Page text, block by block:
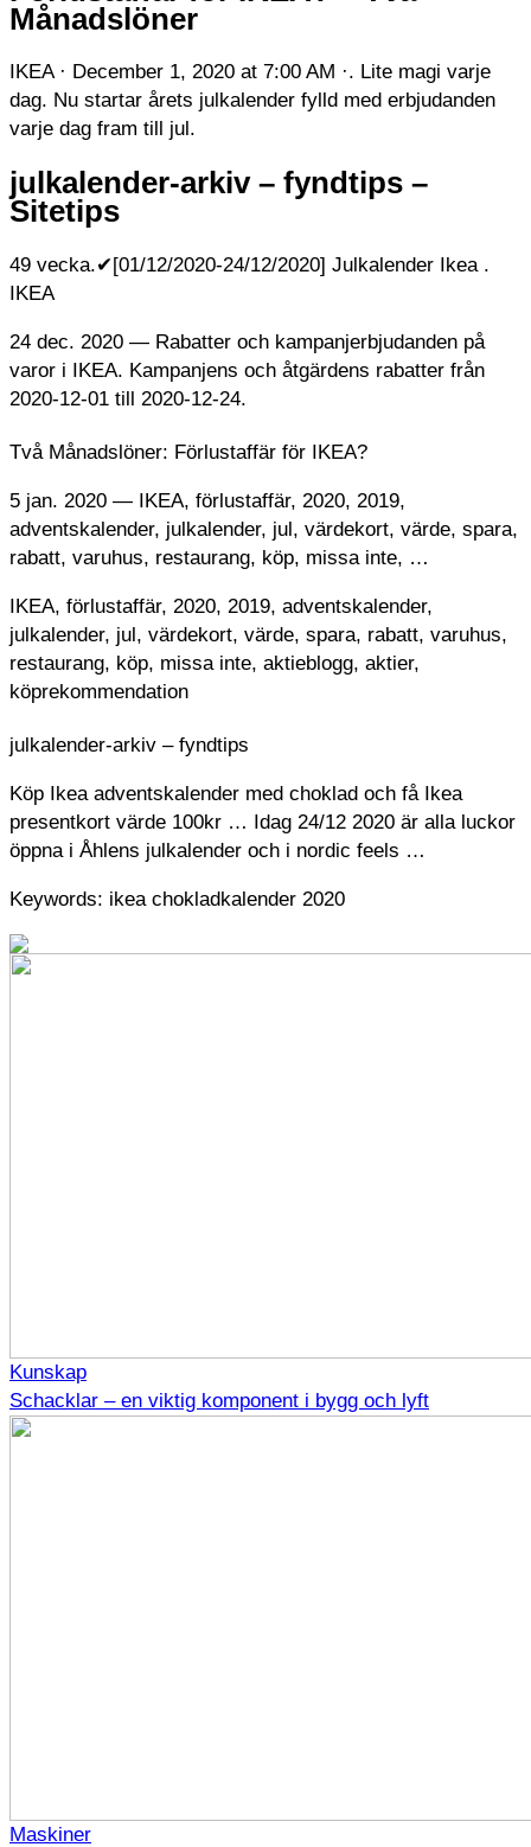
Månadslöner
IKEA · December 1, 2020 at 7:00 AM ·. Lite magi varje
dag. Nu startar årets julkalender fylld med erbjudanden
varje dag fram till jul.
julkalender-arkiv – fyndtips –
Sitetips
49 vecka.✔[01/12/2020-24/12/2020] Julkalender Ikea .
IKEA
24 dec. 2020 — Rabatter och kampanjerbjudanden på
varor i IKEA. Kampanjens och åtgärdens rabatter från
2020-12-01 till 2020-12-24.
Två Månadslöner: Förlustaffär för IKEA?
5 jan. 2020 — IKEA, förlustaffär, 2020, 2019,
adventskalender, julkalender, jul, värdekort, värde, spara,
rabatt, varuhus, restaurang, köp, missa inte, …
IKEA, förlustaffär, 2020, 2019, adventskalender,
julkalender, jul, värdekort, värde, spara, rabatt, varuhus,
restaurang, köp, missa inte, aktieblogg, aktier,
köprekommendation
julkalender-arkiv – fyndtips
Köp Ikea adventskalender med choklad och få Ikea
presentkort värde 100kr … Idag 24/12 2020 är alla luckor
öppna i Åhlens julkalender och i nordic feels …
Keywords: ikea chokladkalender 2020
Kunskap
Schacklar – en viktig komponent i bygg och lyft
Maskiner